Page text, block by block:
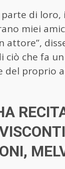
parte di loro,
miei
attore”,
ciò che fa
del proprio